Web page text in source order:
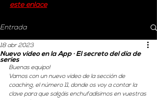
este enlace
Entrada
Nuevo video en la App · El secreto del día de
series
18 abr 2023
Buenas equipo!
Vamos con un nuevo video de la sección de
coaching, el número 11, donde os voy a contar la
clave para que salgáis enchufadísimos en vuestras